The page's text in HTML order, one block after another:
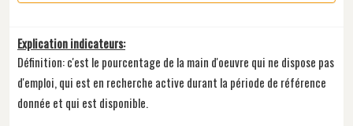
Explication indicateurs:
Définition: c'est le pourcentage de la main d'oeuvre qui ne dispose pas
d'emploi, qui est en recherche active durant la période de référence
donnée et qui est disponible.